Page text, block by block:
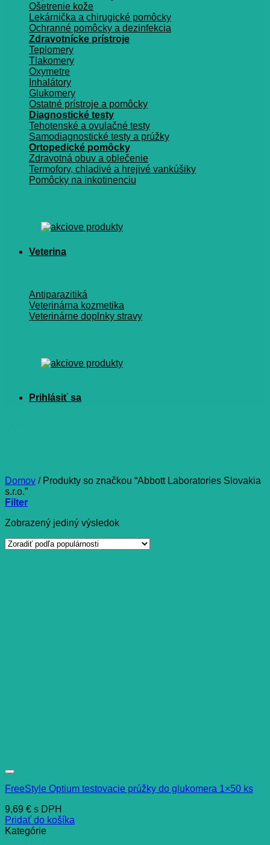
Ošetrenie kože
Lekárnička a chirugické pomôcky
Ochranné pomôcky a dezinfekcia
Zdravotnícke prístroje
Teplomery
Tlakomery
Oxymetre
Inhalátory
Glukomery
Ostatné prístroje a pomôcky
Diagnostické testy
Tehotenské a ovulačné testy
Samodiagnostické testy a prúžky
Ortopedické pomôcky
Zdravotná obuv a oblečenie
Termofory, chladivé a hrejivé vankúšiky
Pomôcky na inkotinenciu
Veterina
Antiparazitiká
Veterinárna kozmetika
Veterinárne doplnky stravy
Domov /Produkty so značkou “Abbott Laboratories Slovakia
s.r.o.”
Filter
Zobrazený jediný výsledok
FreeStyle Optium testovacie prúžky do glukomera 1×50 ks
9,69 € s DPH
Pridať do košíka
Kategórie